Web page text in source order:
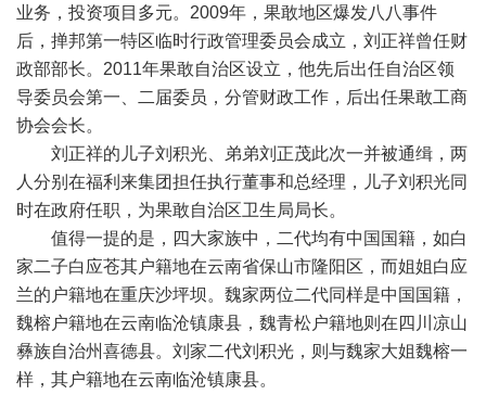
业务，投资项目多元。2009年，果敢地区爆发八八事件
后，掸邦第一特区临时行政管理委员会成立，刘正祥曾任财
政部部长。2011年果敢自治区设立，他先后出任自治区领
导委员会第一、二届委员，分管财政工作，后出任果敢工商
协会会长。
刘正祥的儿子刘积光、弟弟刘正茂此次一并被通缉，两
人分别在福利来集团担任执行董事和总经理，儿子刘积光同
时在政府任职，为果敢自治区卫生局局长。
值得一提的是，四大家族中，二代均有中国国籍，如白
家二子白应苍其户籍地在云南省保山市隆阳区，而姐姐白应
兰的户籍地在重庆沙坪坝。魏家两位二代同样是中国国籍，
魏榕户籍地在云南临沧镇康县，魏青松户籍地则在四川凉山
彝族自治州喜德县。刘家二代刘积光，则与魏家大姐魏榕一
样，其户籍地在云南临沧镇康县。